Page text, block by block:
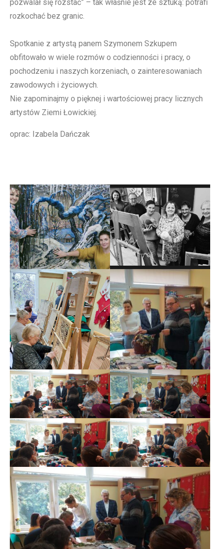
pozwalał się rozstać” – tak właśnie jest ze sztuką: potrafi
rozkochać bez granic.
Spotkanie z artystą panem Szymonem Szkupem
obfitowało w wiele rozmów o codzienności i pracy, o
pochodzeniu i naszych korzeniach, o zainteresowaniach
zawodowych i życiowych.
Nie zapominajmy o pięknej i wartościowej pracy licznych
artystów Ziemi Łowickiej.
oprac: Izabela Dańczak